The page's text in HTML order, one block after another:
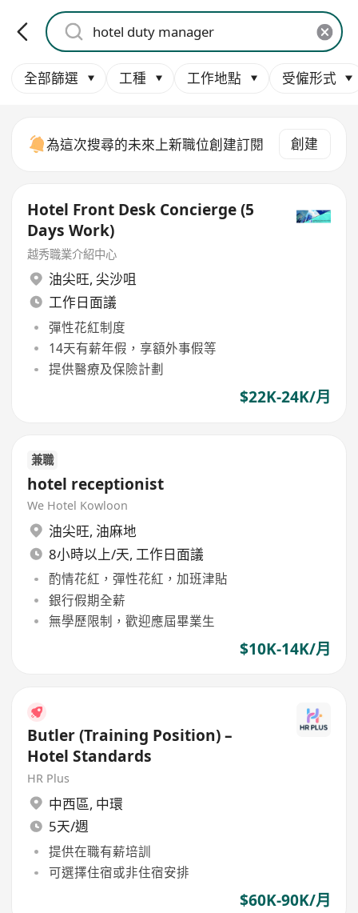
全部篩選 工種 工作地點 受僱形式
為這次搜尋的未來上新職位創建訂閱 創建
Hotel Front Desk Concierge (5
Days Work)
越秀職業介紹中心
油尖旺, 尖沙咀
工作日面議
彈性花紅制度
14天有薪年假，享額外事假等
提供醫療及保險計劃
$22K-24K/月
兼職
hotel receptionist
We Hotel Kowloon
油尖旺, 油麻地
8小時以上/天, 工作日面議
酌情花紅，彈性花紅，加班津貼
銀行假期全薪
無學歷限制，歡迎應屆畢業生
$10K-14K/月
Butler (Training Position) –
Hotel Standards
HR Plus
中西區, 中環
5天/週
提供在職有薪培訓
可選擇住宿或非住宿安排
$60K-90K/月